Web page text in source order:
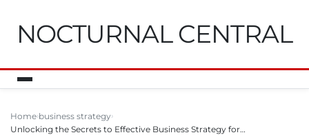
NOCTURNAL CENTRAL
Home business strategy
Unlocking the Secrets to Effective Business Strategy for…